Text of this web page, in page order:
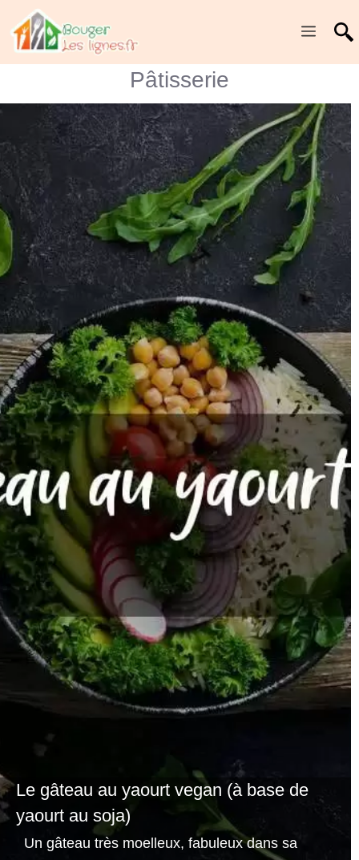
Menu
Pâtisserie
Le gâteau au yaourt vegan (à base de
yaourt au soja)
Un gâteau très moelleux, fabuleux dans sa